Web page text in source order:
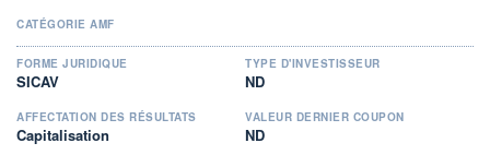
CATÉGORIE AMF
FORME JURIDIQUE
SICAV
TYPE D'INVESTISSEUR
ND
AFFECTATION DES RÉSULTATS
Capitalisation
VALEUR DERNIER COUPON
ND